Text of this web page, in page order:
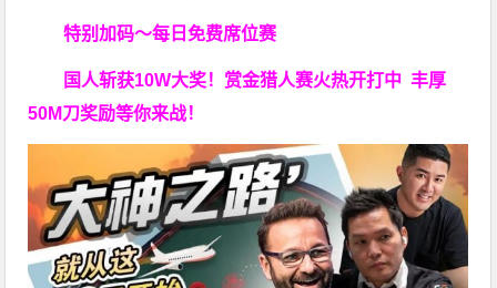
特别加码～每日免费席位赛
国人斩获10W大奖！ 赏金猎人赛火热开打中 丰厚
50M刀奖励等你来战！